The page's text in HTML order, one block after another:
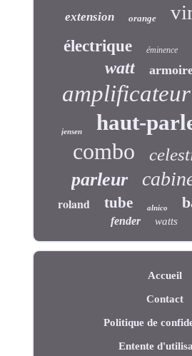
extension orange
électrique éminence
watt
amplificateur
jensen haut-
combo
parleur
roland tube alnico
fender watts
Accueil
Contact
Politique de
Entente